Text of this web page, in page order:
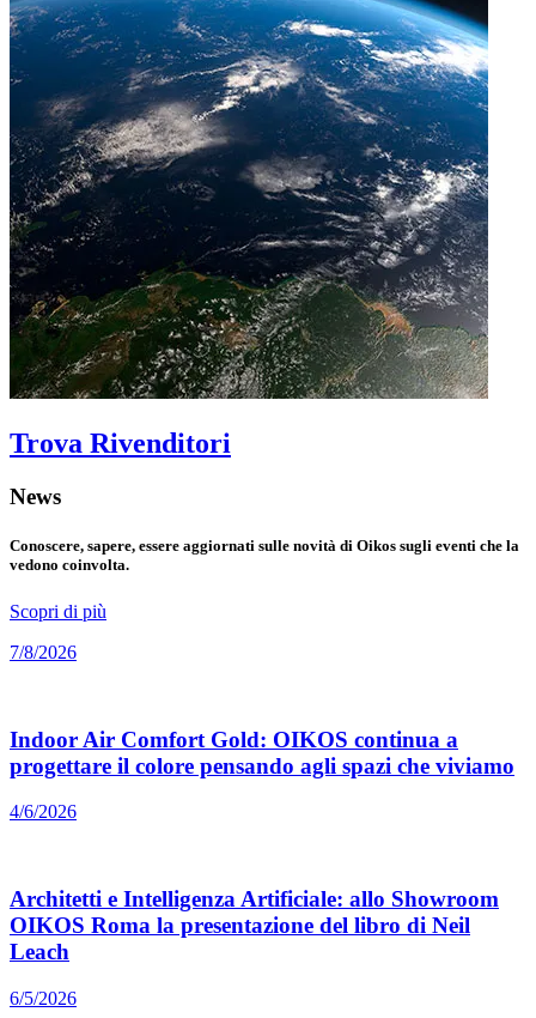
Trova Rivenditori
News
Conoscere, sapere, essere aggiornati sulle novità di Oikos sugli eventi che la
vedono coinvolta.
Scopri di più
7/8/2026
Indoor Air Comfort Gold: OIKOS continua a
progettare il colore pensando agli spazi che viviamo
4/6/2026
Architetti e Intelligenza Artificiale: allo Showroom
OIKOS Roma la presentazione del libro di Neil
Leach
6/5/2026